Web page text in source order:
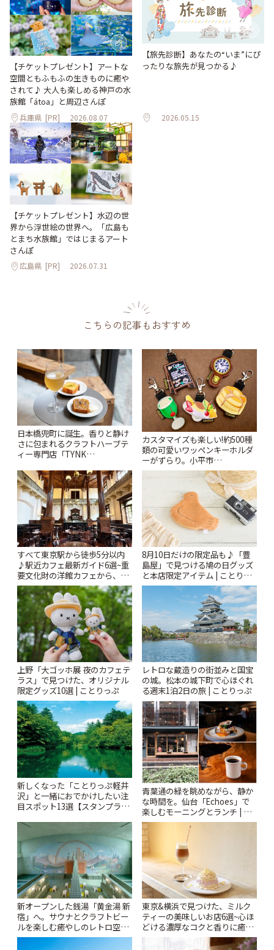
【チケットプレゼント】アートな
空間ともふもふの生きものに癒や
されて♪ 大人も楽しめる神戸の水
族館「átoa」と周辺さんぽ
兵庫県 [PR] 2026.08.07
【旅先診断】あなたの“いま”にぴ
ったりな旅先が見つかる♪
2026.05.15
【チケットプレゼント】水辺の世
界から浮世絵の世界へ。「広島も
とまち水族館」ではじまるアート
さんぽ
広島県 [PR] 2026.07.31
こちらの記事もおすすめ
日本橋兜町に誕生。香りと静け
さに包まれるクラフトハーブテ
ィー専門店「TYNK
カスタマイズも楽しい!約500種
類の可愛いワッペンキーホルダ
ーがずらり。小平市
「Kimamaya T&K」 | ことりっ
すべて東京駅から徒歩5分以内
♪駅近カフェ最新ガイド6選~重
要文化財の洋館カフェから、改
札すぐのレトロ喫茶まで~ | こと
りっぷ
8月10日だけの限定品も♪「豊
島屋」で見つける鳩の日グッズ
と本店限定アイテム | ことりっ
ぷ
上野「大ゴッホ展 夜のカフェテ
ラス」で見つけた、オリジナル
限定グッズ10選 | ことりっぷ
レトロな蔵造りの街並みと国宝
の城。松本の城下町で心ほぐれ
る週末1泊2日の旅 | ことりっぷ
新しくなった「ことりっぷ軽井
沢」と一緒におでかけしたい注
目スポット13選【スタンプラリ
青葉通の緑を眺めながら、静か
な時間を。仙台「Echoes」で
楽しむモーニングとランチ | こ
とりっぷ
新オープンした銭湯「黄金湯 新
宿」へ。サウナとクラフトビー
ルを楽しむ癒やしのレトロ空間
| ことりっぷ
東京&横浜で見つけた、ミルク
ティーの美味しいお店6選~心ほ
どける濃厚なコクと香りに癒や
されるティータイム~ | ことりっ